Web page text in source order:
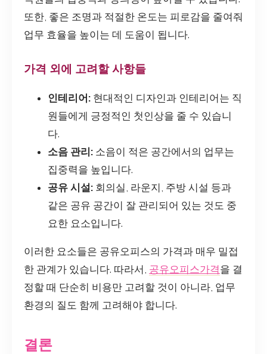
또한, 좋은 조명과 적절한 온도는 피로감을 줄여줘
업무 효율을 높이는 데 도움이 됩니다.
가격 외에 고려할 사항들
인테리어: 현대적인 디자인과 인테리어는 직
원들에게 긍정적인 첫인상을 줄 수 있습니
다.
소음 관리: 소음이 적은 공간에서의 업무는
집중력을 높입니다.
공유 시설: 회의실, 라운지, 주방 시설 등과
같은 공유 공간이 잘 관리되어 있는 것도 중
요한 요소입니다.
이러한 요소들은 공유오피스의 가격과 매우 밀접
한 관계가 있습니다. 따라서, 공유오피스가격을 결
정할 때 단순히 비용만 고려할 것이 아니라, 업무
환경의 질도 함께 고려해야 합니다.
결론